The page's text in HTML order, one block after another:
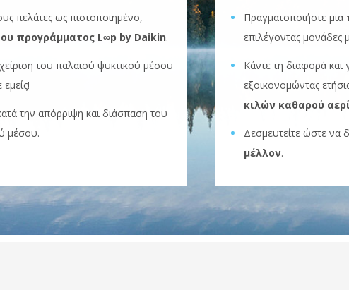
πελάτες ως πιστοποιημένο,
προγράμματος L∞p by Daikin.
του παλαιού ψυκτικού μέσου
την απόρριψη και διάσπαση του
μέσου.
Πραγματοποιήστε μια
επιλέγοντας μονάδες
Κάντε τη διαφορά και
εξοικονομώντας
κιλών καθαρού
Δεσμευτείτε ώστε να
μέλλον.